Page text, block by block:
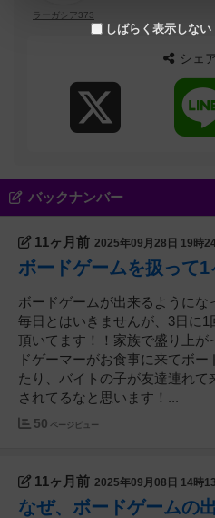
ラーガシア373
シェ
バックナンバー
11ヶ月前 2025年09月28日 19時
ボードゲームを扱って1
ボードゲームが出来るようにな
毎日とはいきませんが、3日に
頂いてます！！家族で盛り上が
ドゲーマーがお食事に来てボ
たり、バイトの子が友達連れ
されてるなと思います！...
50 ページビュー
11ヶ月前 2025年09月08日 14時
なぜ、ボードゲームの
しばらく表示しない